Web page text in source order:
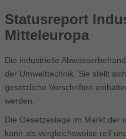
Statusreport
Mitteleuropa
Die industrielle
der Umwelttechnik. Sie stellt
gesetzliche Vorschriften
werden.
Die Gesetzeslage im Markt der
kann als vergleichsweise reif